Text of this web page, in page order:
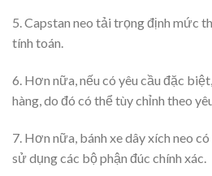
5. Capstan neo tải trọng định mức
tính toán.
6. Hơn nữa, nếu có yêu cầu đặc
hàng, do đó có thể tùy chỉnh theo
7. Hơn nữa, bánh xe dây xích neo
sử dụng các bộ phận đúc chính xác.